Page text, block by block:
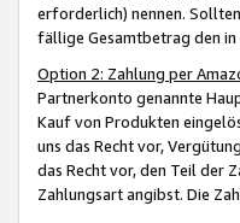
erforderlich) nennen.
fällige Gesamtbetrag den in
Option 2: Zahlung per
Partnerkonto genannte
Kauf von Produkten
uns das Recht vor,
das Recht vor, den Teil der
Zahlungsart angibst. Die